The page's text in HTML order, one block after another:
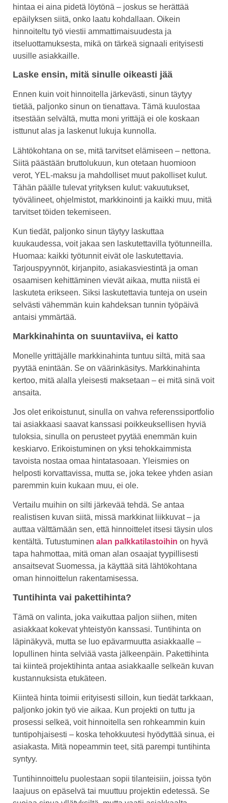
hintaa ei aina pidetä löytönä – joskus se herättää
epäilyksen siitä, onko laatu kohdallaan. Oikein
hinnoiteltu työ viestii ammattimaisuudesta ja
itseluottamuksesta, mikä on tärkeä signaali erityisesti
uusille asiakkaille.
Laske ensin, mitä sinulle oikeasti jää
Ennen kuin voit hinnoitella järkevästi, sinun täytyy
tietää, paljonko sinun on tienattava. Tämä kuulostaa
itsestään selvältä, mutta moni yrittäjä ei ole koskaan
isttunut alas ja laskenut lukuja kunnolla.
Lähtökohtana on se, mitä tarvitset elämiseen – nettona.
Siitä päästään bruttolukuun, kun otetaan huomioon
verot, YEL-maksu ja mahdolliset muut pakolliset kulut.
Tähän päälle tulevat yrityksen kulut: vakuutukset,
työvälineet, ohjelmistot, markkinointi ja kaikki muu, mitä
tarvitset töiden tekemiseen.
Kun tiedät, paljonko sinun täytyy laskuttaa
kuukaudessa, voit jakaa sen laskutettavilla työtunneilla.
Huomaa: kaikki työtunnit eivät ole laskutettavia.
Tarjouspyynnöt, kirjanpito, asiakasviestintä ja oman
osaamisen kehittäminen vievät aikaa, mutta niistä ei
laskuteta erikseen. Siksi laskutettavia tunteja on usein
selvästi vähemmän kuin kahdeksan tunnin työpäivä
antaisi ymmärtää.
Markkinahinta on suuntaviiva, ei katto
Monelle yrittäjälle markkinahinta tuntuu siltä, mitä saa
pyytää enintään. Se on väärinkäsitys. Markkinahinta
kertoo, mitä alalla yleisesti maksetaan – ei mitä sinä voit
ansaita.
Jos olet erikoistunut, sinulla on vahva referenssiportfolio
tai asiakkaasi saavat kanssasi poikkeuksellisen hyviä
tuloksia, sinulla on perusteet pyytää enemmän kuin
keskiarvo. Erikoistuminen on yksi tehokkaimmista
tavoista nostaa omaa hintatasoaan. Yleismies on
helposti korvattavissa, mutta se, joka tekee yhden asian
paremmin kuin kukaan muu, ei ole.
Vertailu muihin on silti järkevää tehdä. Se antaa
realistisen kuvan siitä, missä markkinat liikkuvat – ja
auttaa välttämään sen, että hinnoittelet itsesi täysin ulos
kentältä. Tutustuminen alan palkkatilastoihin on hyvä
tapa hahmottaa, mitä oman alan osaajat tyypillisesti
ansaitsevat Suomessa, ja käyttää sitä lähtökohtana
oman hinnoittelun rakentamisessa.
Tuntihinta vai pakettihinta?
Tämä on valinta, joka vaikuttaa paljon siihen, miten
asiakkaat kokevat yhteistyön kanssasi. Tuntihinta on
läpinäkyvä, mutta se luo epävarmuutta asiakkaalle –
lopullinen hinta selviää vasta jälkeenpäin. Pakettihinta
tai kiinteä projektihinta antaa asiakkaalle selkeän kuvan
kustannuksista etukäteen.
Kiinteä hinta toimii erityisesti silloin, kun tiedät tarkkaan,
paljonko jokin työ vie aikaa. Kun projekti on tuttu ja
prosessi selkeä, voit hinnoitella sen rohkeammin kuin
tuntipohjaisesti – koska tehokkuutesi hyödyttää sinua, ei
asiakasta. Mitä nopeammin teet, sitä parempi tuntihinta
syntyy.
Tuntihinnoittelu puolestaan sopii tilanteisiin, joissa työn
laajuus on epäselvä tai muuttuu projektin edetessä. Se